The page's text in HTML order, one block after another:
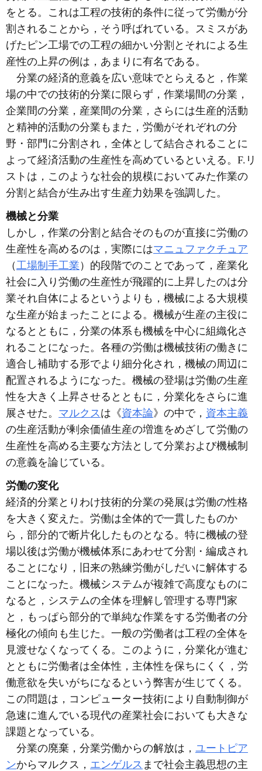
をとる。これは工程の技術的条件に従って労働が分
割されることから，そう呼ばれている。スミスがあ
げたピン工場での工程の細かい分割とそれによる生
産性の上昇の例は，あまりに有名である。
分業の経済的意義を広い意味でとらえると，作業
場の中での技術的分業に限らず，作業場間の分業，
企業間の分業，産業間の分業，さらには生産的活動
と精神的活動の分業もまた，労働がそれぞれの分
野・部門に分割され，全体として結合されることに
よって経済活動の生産性を高めているといえる。F.リ
ストは，このような社会的規模においてみた作業の
分割と結合が生み出す生産力効果を強調した。
機械と分業
しかし，作業の分割と結合そのものが直接に労働の
生産性を高めるのは，実際にはマニュファクチュア
（工場制手工業 ）的段階でのことであって，産業化
社会に入り労働の生産性が飛躍的に上昇したのは分
業それ自体によるというよりも，機械による大規模
な生産が始まったことによる。機械が生産の主役に
なるとともに，分業の体系も機械を中心に組織化さ
れることになった。各種の労働は機械技術の働きに
適合し補助する形でより細分化され，機械の周辺に
配置されるようになった。機械の登場は労働の生産
性を大きく上昇させるとともに，分業化をさらに進
展させた。 マルクスは《資本論》の中で， 資本主義
の生産活動が剰余価値生産の増進をめざして労働の
生産性を高める主要な方法として分業および機械制
の意義を論じている。
労働の変化
経済的分業とりわけ技術的分業の発展は労働の性格
を大きく変えた。労働は全体的で一貫したものか
ら，部分的で断片化したものとなる。特に機械の登
場以後は労働が機械体系にあわせて分割・編成され
ることになり，旧来の熟練労働がしだいに解体する
ことになった。機械システムが複雑で高度なものに
なると，システムの全体を理解し管理する専門家
と，もっぱら部分的で単純な作業をする労働者の分
極化の傾向も生じた。一般の労働者は工程の全体を
見渡せなくなってくる。このように，分業化が進む
とともに労働者は全体性，主体性を保ちにくく，労
働意欲を失いがちになるという弊害が生じてくる。
この問題は，コンピューター技術により自動制御が
急速に進んでいる現代の産業社会においても大きな
課題となっている。
分業の廃棄，分業労働からの解放は， ユートピア
ンからマルクス， エンゲルス まで社会主義思想の主